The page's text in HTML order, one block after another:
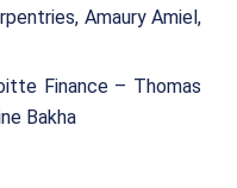
Amaury Amiel,
Finance – Thomas
Bakha